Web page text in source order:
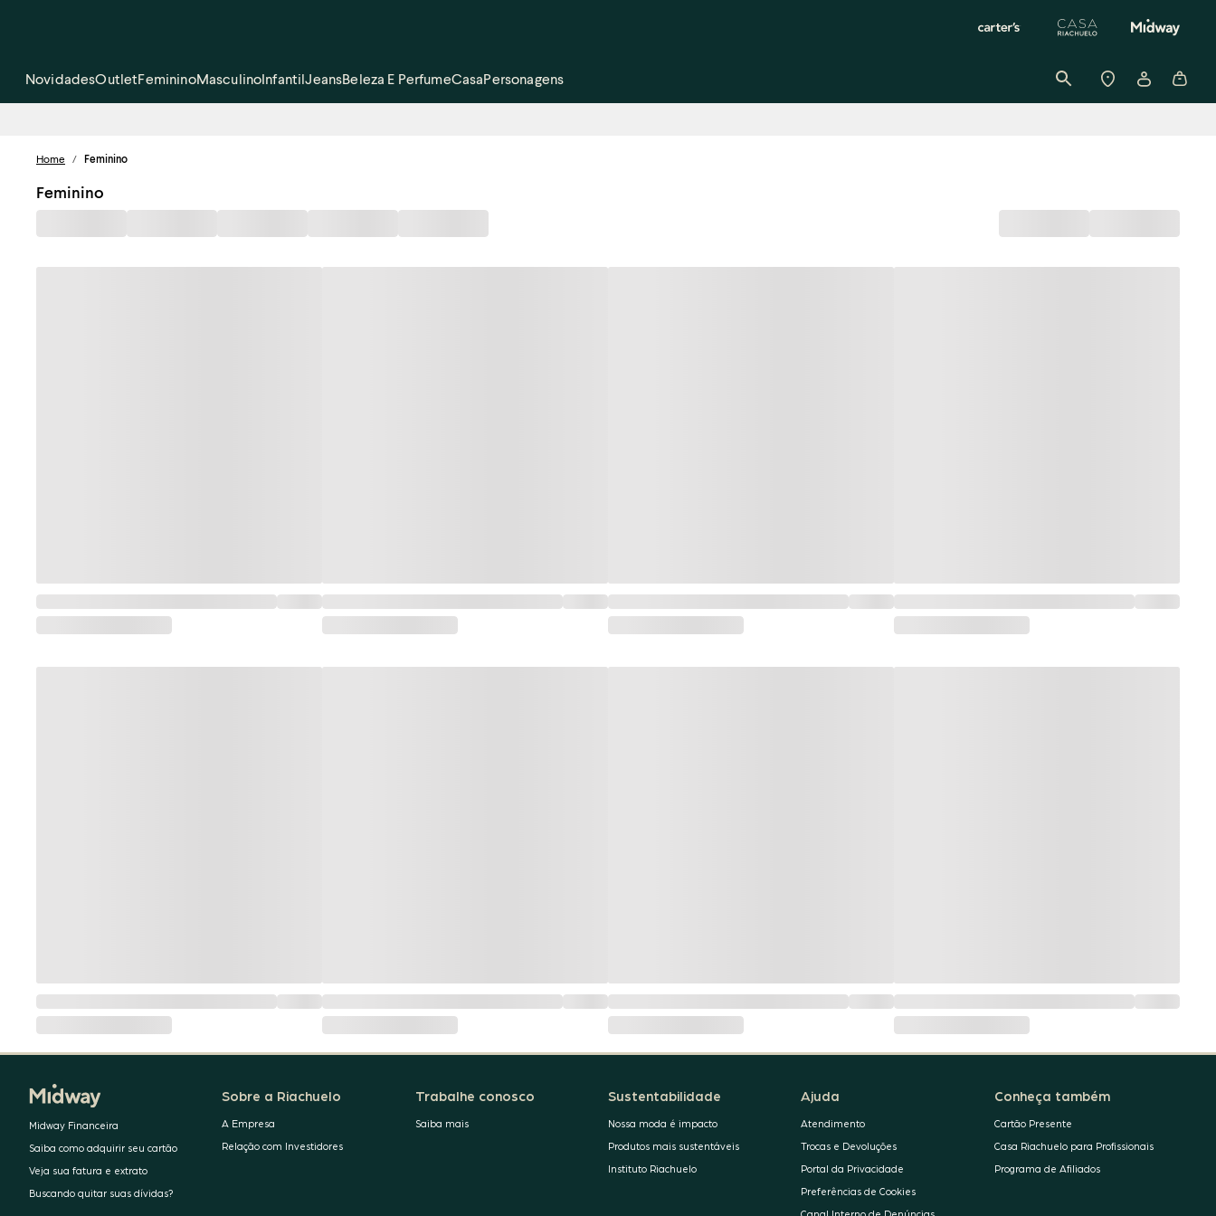
NovidadesOutletFemininoMasculinoInfantilJeansBeleza E PerfumeCasaPersonagens
Home / Feminino
Feminino
Midway Financeira
Saiba como adquirir seu cartão
Veja sua fatura e extrato
Buscando quitar suas dívidas?
Sobre a Riachuelo
A Empresa
Relação com Investidores
Trabalhe conosco
Saiba mais
Sustentabilidade
Nossa moda é impacto
Produtos mais sustentáveis
Instituto Riachuelo
Ajuda
Atendimento
Trocas e Devoluções
Portal da Privacidade
Preferências de Cookies
Conheça também
Cartão Presente
Casa Riachuelo para Profissionais
Programa de Afiliados